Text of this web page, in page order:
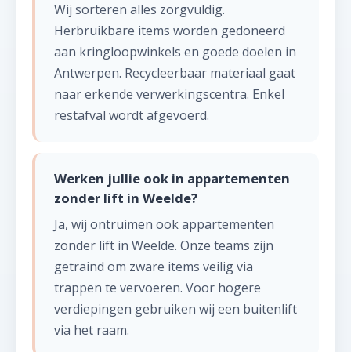
Wij sorteren alles zorgvuldig.
Herbruikbare items worden gedoneerd
aan kringloopwinkels en goede doelen in
Antwerpen. Recycleerbaar materiaal gaat
naar erkende verwerkingscentra. Enkel
restafval wordt afgevoerd.
Werken jullie ook in appartementen
zonder lift in Weelde?
Ja, wij ontruimen ook appartementen
zonder lift in Weelde. Onze teams zijn
getraind om zware items veilig via
trappen te vervoeren. Voor hogere
verdiepingen gebruiken wij een buitenlift
via het raam.